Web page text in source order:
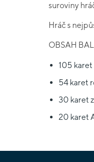
suroviny
Hráč s
OBSAH
105
54 karet
30 karet
20 karet